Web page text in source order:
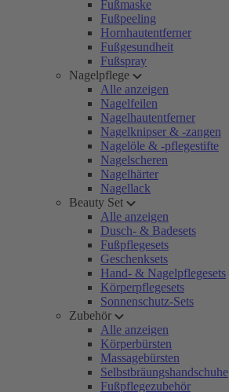
Fußmaske
Fußpeeling
Hornhautentferner
Fußgesundheit
Fußspray
Nagelpflege
Alle anzeigen
Nagelfeilen
Nagelhautentferner
Nagelknipser & -zangen
Nagelöle & -pflegestifte
Nagelscheren
Nagelhärter
Nagellack
Beauty Set
Alle anzeigen
Dusch- & Badesets
Fußpflegesets
Geschenksets
Hand- & Nagelpflegesets
Körperpflegesets
Sonnenschutz-Sets
Zubehör
Alle anzeigen
Körperbürsten
Massagebürsten
Selbstbräungshandschuhe
Fußpflegezubehör